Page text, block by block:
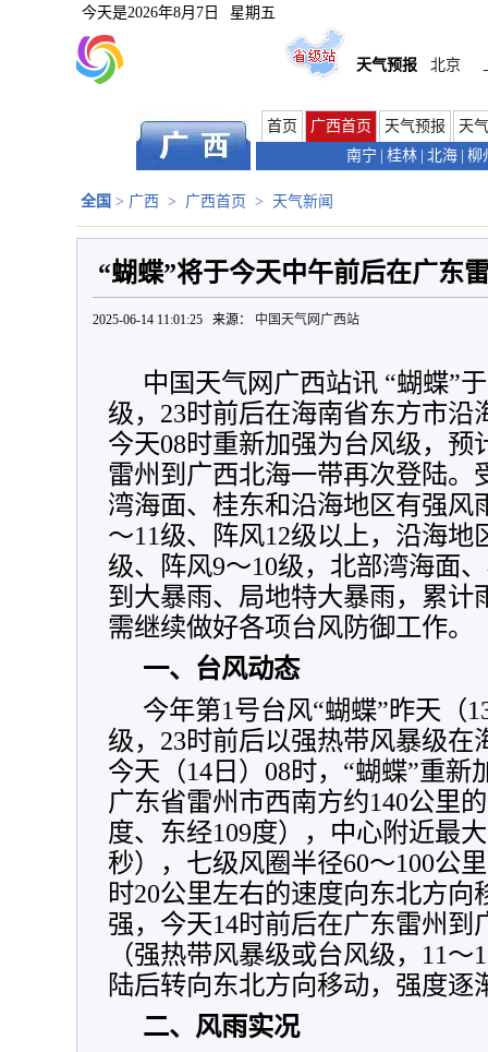
今天是2026年8月7日 星期五
天气预报 北京
首页 广西首页 天气预报
天
南宁
桂林 北海 柳
全国 > 广西 > 广西首页 > 天气新闻
“蝴蝶”将于今天中午前后在广东
2025-06-14 11:01:25 来源： 中国天气网广西站
中国天气网广西站讯 “蝴蝶”
级，23时前后在海南省东方市沿
今天08时重新加强为台风级，预
雷州到广西北海一带再次登陆。
湾海面、桂东和沿海地区有强风
～11级、阵风12级以上，沿海地
级、阵风9～10级，北部湾海面
到大暴雨、局地特大暴雨，累计
需继续做好各项台风防御工作。
一、台风动态
今年第1号台风“蝴蝶”昨天（
级，23时前后以强热带风暴级在
今天（14日）08时，“蝴蝶”重
广东省雷州市西南方约140公里
度、东经109度），中心附近最
秒），七级风圈半径60～100公
时20公里左右的速度向东北方
强，今天14时前后在广东雷州到
（强热带风暴级或台风级，11
陆后转向东北方向移动，强度逐
二、风雨实况